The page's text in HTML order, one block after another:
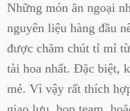
Những món ăn ngoại
nguyên liệu hàng đầu
được chăm chút tỉ mỉ
tài hoa nhất. Đặc biệt,
mẻ. Vì vậy rất thích